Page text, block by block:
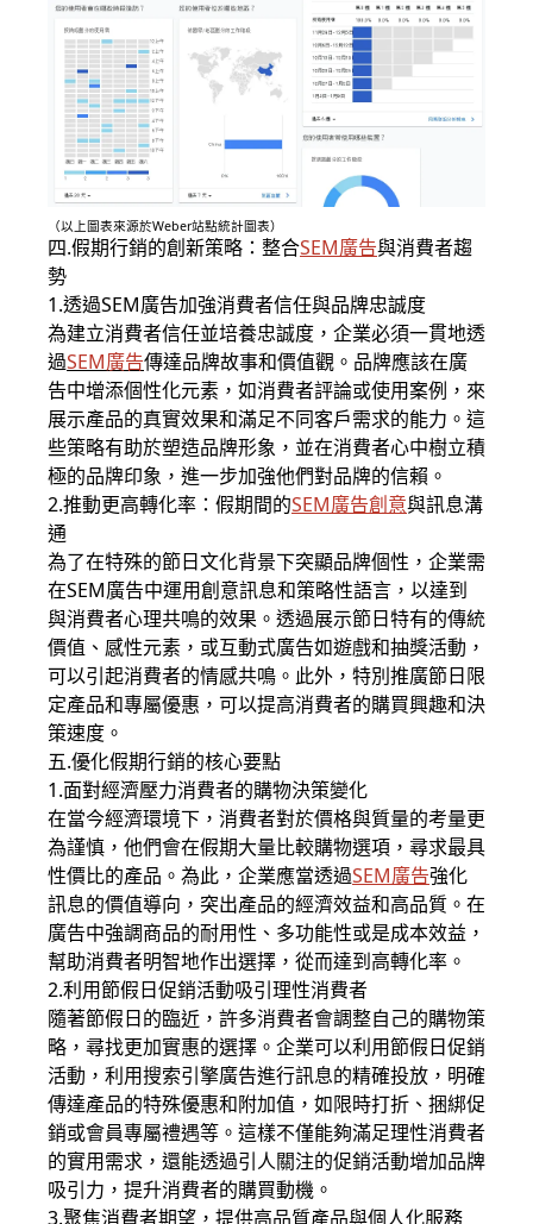
（以上圖表來源於Weber站點統計圖表）
四.假期行銷的創新策略：整合SEM廣告與消費者趨
勢
1.透過SEM廣告加強消費者信任與品牌忠誠度
為建立消費者信任並培養忠誠度，企業必須一貫地透
過SEM廣告傳達品牌故事和價值觀。品牌應該在廣
告中增添個性化元素，如消費者評論或使用案例，來
展示產品的真實效果和滿足不同客戶需求的能力。這
些策略有助於塑造品牌形象，並在消費者心中樹立積
極的品牌印象，進一步加強他們對品牌的信賴。
2.推動更高轉化率：假期間的SEM廣告創意與訊息溝
通
為了在特殊的節日文化背景下突顯品牌個性，企業需
在SEM廣告中運用創意訊息和策略性語言，以達到
與消費者心理共鳴的效果。透過展示節日特有的傳統
價值、感性元素，或互動式廣告如遊戲和抽獎活動，
可以引起消費者的情感共鳴。此外，特別推廣節日限
定產品和專屬優惠，可以提高消費者的購買興趣和決
策速度。
五.優化假期行銷的核心要點
1.面對經濟壓力消費者的購物決策變化
在當今經濟環境下，消費者對於價格與質量的考量更
為謹慎，他們會在假期大量比較購物選項，尋求最具
性價比的產品。為此，企業應當透過SEM廣告強化
訊息的價值導向，突出產品的經濟效益和高品質。在
廣告中強調商品的耐用性、多功能性或是成本效益，
幫助消費者明智地作出選擇，從而達到高轉化率。
2.利用節假日促銷活動吸引理性消費者
隨著節假日的臨近，許多消費者會調整自己的購物策
略，尋找更加實惠的選擇。企業可以利用節假日促銷
活動，利用搜索引擎廣告進行訊息的精確投放，明確
傳達產品的特殊優惠和附加值，如限時打折、捆綁促
銷或會員專屬禮遇等。這樣不僅能夠滿足理性消費者
的實用需求，還能透過引人關注的促銷活動增加品牌
吸引力，提升消費者的購買動機。
3.聚焦消費者期望，提供高品質產品與個人化服務